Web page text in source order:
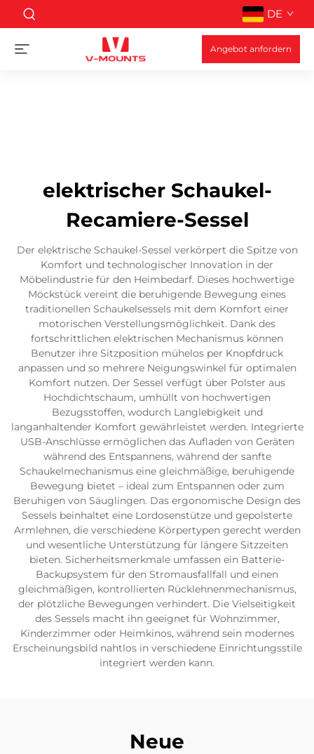
DE
Angebot anfordern
elektrischer Schaukel-
Recamiere-Sessel
Der elektrische Schaukel-Sessel verkörpert die Spitze von
Komfort und technologischer Innovation in der
Möbelindustrie für den Heimbedarf. Dieses hochwertige
Möckstück vereint die beruhigende Bewegung eines
traditionellen Schaukelsessels mit dem Komfort einer
motorischen Verstellungsmöglichkeit. Dank des
fortschrittlichen elektrischen Mechanismus können
Benutzer ihre Sitzposition mühelos per Knopfdruck
anpassen und so mehrere Neigungswinkel für optimalen
Komfort nutzen. Der Sessel verfügt über Polster aus
Hochdichtschaum, umhüllt von hochwertigen
Bezugsstoffen, wodurch Langlebigkeit und
langanhaltender Komfort gewährleistet werden. Integrierte
USB-Anschlüsse ermöglichen das Aufladen von Geräten
während des Entspannens, während der sanfte
Schaukelmechanismus eine gleichmäßige, beruhigende
Bewegung bietet – ideal zum Entspannen oder zum
Beruhigen von Säuglingen. Das ergonomische Design des
Sessels beinhaltet eine Lordosenstütze und gepolsterte
Armlehnen, die verschiedene Körpertypen gerecht werden
und wesentliche Unterstützung für längere Sitzzeiten
bieten. Sicherheitsmerkmale umfassen ein Batterie-
Backupsystem für den Stromausfallfall und einen
gleichmäßigen, kontrollierten Rücklehnenmechanismus,
der plötzliche Bewegungen verhindert. Die Vielseitigkeit
des Sessels macht ihn geeignet für Wohnzimmer,
Kinderzimmer oder Heimkinos, während sein modernes
Erscheinungsbild nahtlos in verschiedene Einrichtungsstile
integriert werden kann.
Neue